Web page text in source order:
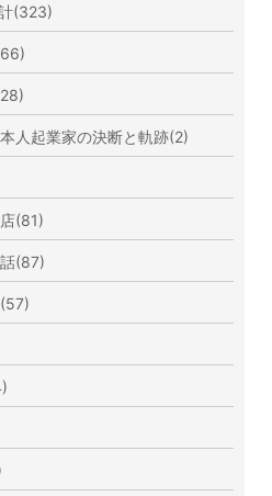
(323)
人起業家の決断と軌跡(2)
(81)
(87)